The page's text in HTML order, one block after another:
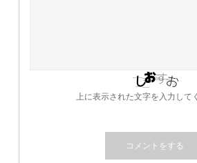
上に表示された文字を入力して